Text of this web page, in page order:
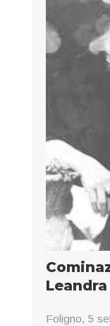
Leandra
Foligno, 5